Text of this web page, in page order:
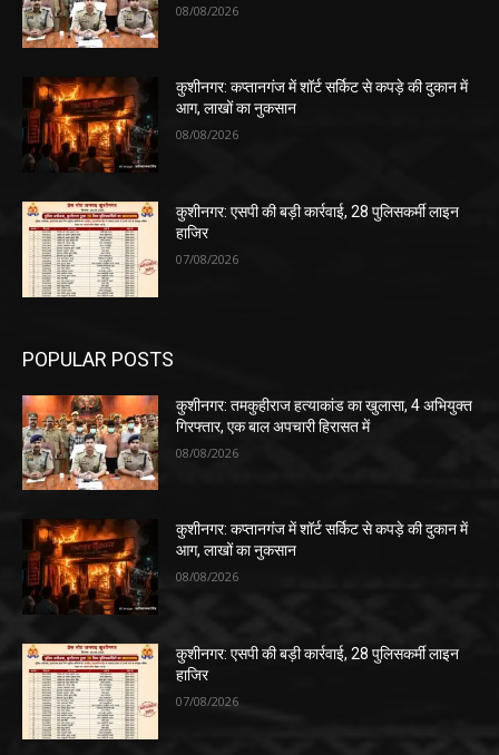
08/08/2026
कुशीनगर: कप्तानगंज में शॉर्ट सर्किट से कपड़े की दुकान में
आग, लाखों का नुकसान
08/08/2026
कुशीनगर: एसपी की बड़ी कार्रवाई, 28 पुलिसकर्मी लाइन
हाजिर
07/08/2026
POPULAR POSTS
कुशीनगर: तमकुहीराज हत्याकांड का खुलासा, 4 अभियुक्त
गिरफ्तार, एक बाल अपचारी हिरासत में
08/08/2026
कुशीनगर: कप्तानगंज में शॉर्ट सर्किट से कपड़े की दुकान में
आग, लाखों का नुकसान
08/08/2026
कुशीनगर: एसपी की बड़ी कार्रवाई, 28 पुलिसकर्मी लाइन
हाजिर
07/08/2026